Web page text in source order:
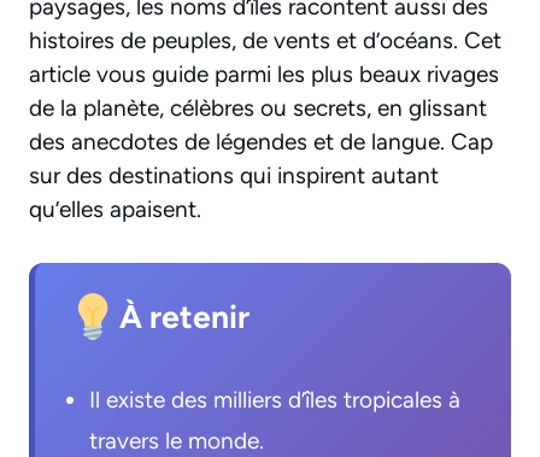
paysages, les noms d’îles racontent aussi des
histoires de peuples, de vents et d’océans. Cet
article vous guide parmi les plus beaux rivages
de la planète, célèbres ou secrets, en glissant
des anecdotes de légendes et de langue. Cap
sur des destinations qui inspirent autant
qu’elles apaisent.
À retenir
Il existe des milliers d’îles tropicales à
travers le monde.